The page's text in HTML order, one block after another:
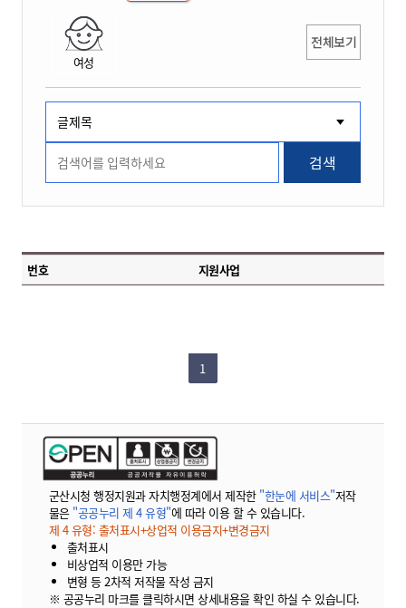
여성
전체보기
검색
번호 지원사업
1
군산시청 행정지원과 자치행정계에서 제작한 "한눈에 서비스"저작
물은 "공공누리 제 4 유형"에 따라 이용 할 수 있습니다.
제 4 유형: 출처표시+상업적 이용금지+변경금지
출처표시
비상업적 이용만 가능
변형 등 2차적 저작물 작성 금지
※ 공공누리 마크를 클릭하시면 상세내용을 확인 하실 수 있습니다.